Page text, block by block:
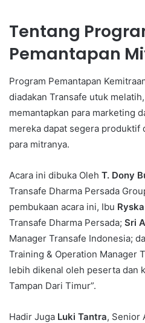
Tentang
Pemantapan
Program Pemantapan
diadakan Transafe utuk
memantapkan para marketing
mereka dapat segera produktif
para mitranya.
Acara ini dibuka Oleh T. Dony
Transafe Dharma Persada
pembukaan acara ini, Ibu
Transafe Dharma Persada; Sri
Manager Transafe Indonesia;
Training & Operation Manager
lebih dikenal oleh peserta dan
Tampan Dari Timur”.
Hadir Juga Luki Tantra, Senior